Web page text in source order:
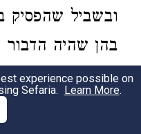
ובשביל שהפסיק
בהן שהיה הדבור
ואמר כאן שהיה
ככל הדברות
experience possible on
Sefaria. Learn More.